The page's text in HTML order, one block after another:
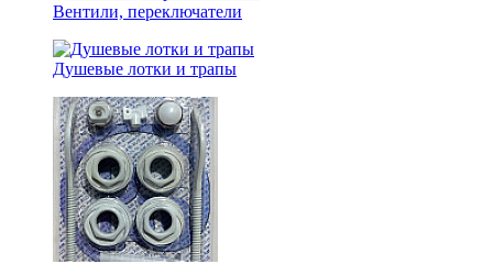
Вентили, переключатели
Душевые лотки и трапы